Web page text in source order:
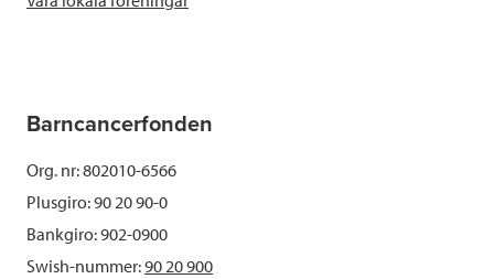
Barncancerfonden
Org. nr: 802010-6566
Plusgiro: 90 20 90-0
Bankgiro: 902-0900
Swish-nummer:90 20 900